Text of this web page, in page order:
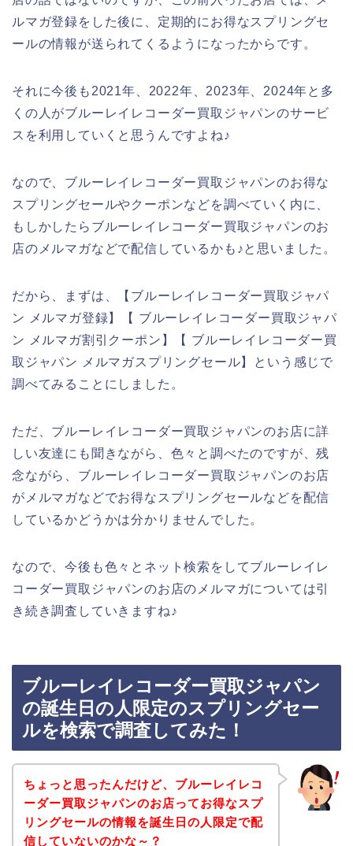
ルマガ登録をした後に、定期的にお得なスプリングセ
ールの情報が送られてくるようになったからです。
それに今後も2021年、2022年、2023年、2024年と多
くの人がブルーレイレコーダー買取ジャパンのサービ
スを利用していくと思うんですよね♪
なので、ブルーレイレコーダー買取ジャパンのお得な
スプリングセールやクーポンなどを調べていく内に、
もしかしたらブルーレイレコーダー買取ジャパンのお
店のメルマガなどで配信しているかも♪と思いました。
だから、まずは、【ブルーレイレコーダー買取ジャパ
ン メルマガ登録】【 ブルーレイレコーダー買取ジャパ
ン メルマガ割引クーポン】【 ブルーレイレコーダー買
取ジャパン メルマガスプリングセール】という感じで
調べてみることにしました。
ただ、ブルーレイレコーダー買取ジャパンのお店に詳
しい友達にも聞きながら、色々と調べたのですが、残
念ながら、ブルーレイレコーダー買取ジャパンのお店
がメルマガなどでお得なスプリングセールなどを配信
しているかどうかは分かりませんでした。
なので、今後も色々とネット検索をしてブルーレイレ
コーダー買取ジャパンのお店のメルマガについては引
き続き調査していきますね♪
ブルーレイレコーダー買取ジャパン
の誕生日の人限定のスプリングセー
ルを検索で調査してみた！
ちょっと思ったんだけど、ブルーレイレコ
ーダー買取ジャパンのお店ってお得なスプ
リングセールの情報を誕生日の人限定で配
信していないのかな～？